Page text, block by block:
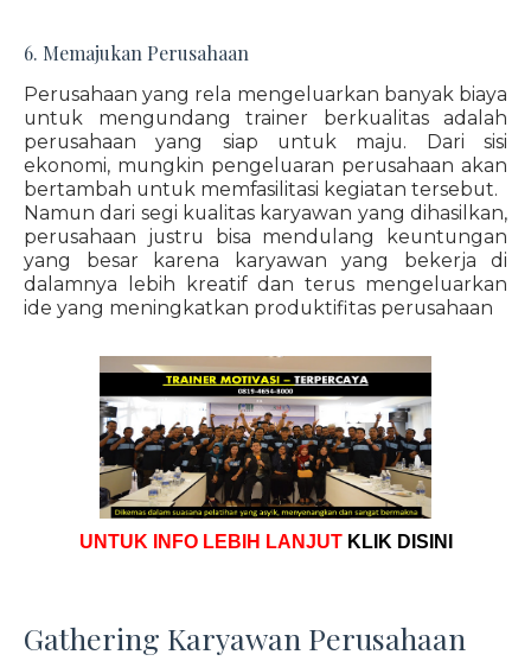
6. Memajukan Perusahaan
Perusahaan yang rela mengeluarkan banyak biaya
untuk mengundang trainer berkualitas adalah
perusahaan yang siap untuk maju. Dari sisi
ekonomi, mungkin pengeluaran perusahaan akan
bertambah untuk memfasilitasi kegiatan tersebut.
Namun dari segi kualitas karyawan yang dihasilkan,
perusahaan justru bisa mendulang keuntungan
yang besar karena karyawan yang bekerja di
dalamnya lebih kreatif dan terus mengeluarkan
ide yang meningkatkan produktifitas perusahaan
UNTUK INFO LEBIH LANJUT KLIK DISINI
Gathering Karyawan Perusahaan